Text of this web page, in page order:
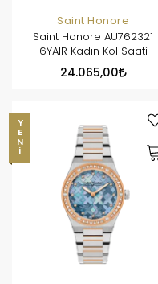
Saint Honore
Saint Honore AU762321
6YAIR Kadın Kol Saati
24.065,00
YENI